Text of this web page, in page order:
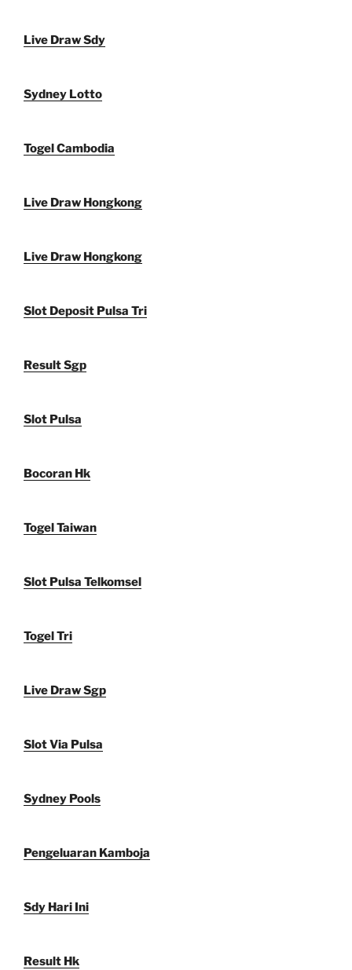
Live Draw Sdy
Sydney Lotto
Togel Cambodia
Live Draw Hongkong
Live Draw Hongkong
Slot Deposit Pulsa Tri
Result Sgp
Slot Pulsa
Bocoran Hk
Togel Taiwan
Slot Pulsa Telkomsel
Togel Tri
Live Draw Sgp
Slot Via Pulsa
Sydney Pools
Pengeluaran Kamboja
Sdy Hari Ini
Result Hk